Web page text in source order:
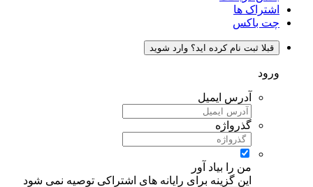
اشتراک ها
چت باکس
قبلا ثبت نام کرده اید؟ وارد شوید
آدرس ایمیل
گذرواژه
من را بیاد آور
این گزینه برای رایانه های اشتراکی توصیه نمی شود